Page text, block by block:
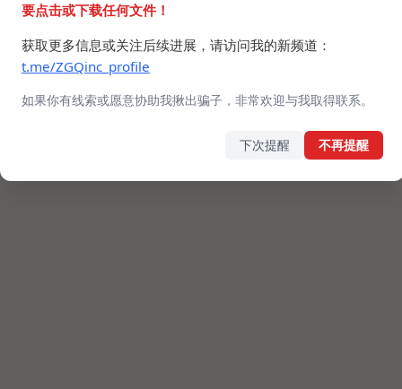
要点击或下载任何文件！
获取更多信息或关注后续进展，请访问我的新频道：
t.me/ZGQinc_profile
如果你有线索或愿意协助我揪出骗子，非常欢迎与我取得联系。
下次提醒 不再提醒